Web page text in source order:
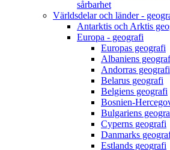
sårbarhet
Världsdelar och länder -
Antarktis och Arktis
Europa - geografi
Europas geografi
Albaniens
Andorras geografi
Belarus geografi
Belgiens geografi
Bosnien-
Bulgariens
Cyperns geografi
Danmarks
Estlands geografi